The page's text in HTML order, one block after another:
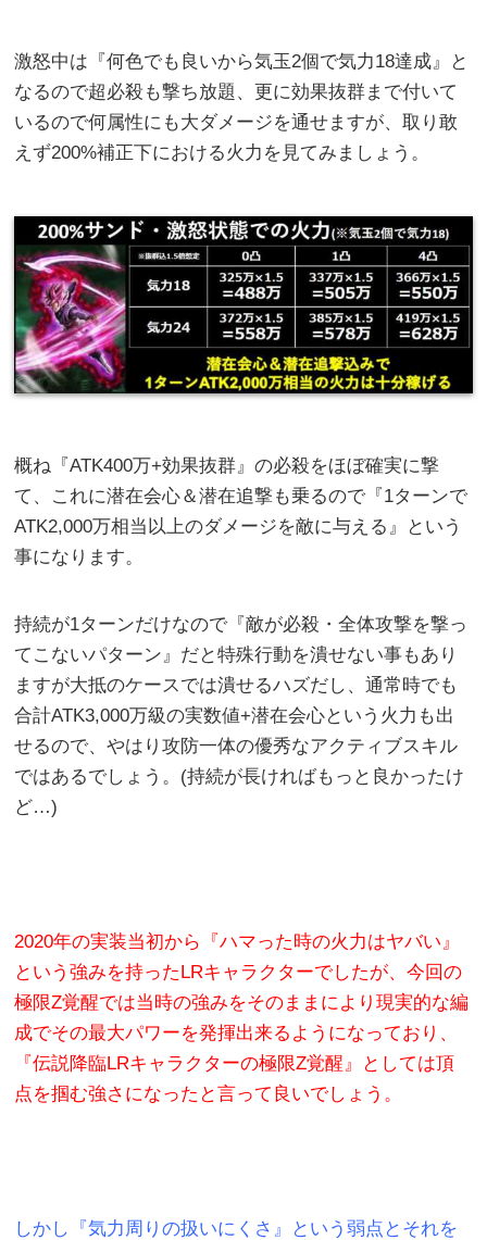
激怒中は『何色でも良いから気玉2個で気力18達成』と
なるので超必殺も撃ち放題、更に効果抜群まで付いて
いるので何属性にも大ダメージを通せますが、取り敢
えず200%補正下における火力を見てみましょう。
概ね『ATK400万+効果抜群』の必殺をほぼ確実に撃
て、これに潜在会心＆潜在追撃も乗るので『1ターンで
ATK2,000万相当以上のダメージを敵に与える』という
事になります。
持続が1ターンだけなので『敵が必殺・全体攻撃を撃っ
てこないパターン』だと特殊行動を潰せない事もあり
ますが大抵のケースでは潰せるハズだし、通常時でも
合計ATK3,000万級の実数値+潜在会心という火力も出
せるので、やはり攻防一体の優秀なアクティブスキル
ではあるでしょう。(持続が長ければもっと良かったけ
ど…)
2020年の実装当初から『ハマった時の火力はヤバい』
という強みを持ったLRキャラクターでしたが、今回の
極限Z覚醒では当時の強みをそのままにより現実的な編
成でその最大パワーを発揮出来るようになっており、
『伝説降臨LRキャラクターの極限Z覚醒』としては頂
点を掴む強さになったと言って良いでしょう。
しかし『気力周りの扱いにくさ』という弱点とそれを